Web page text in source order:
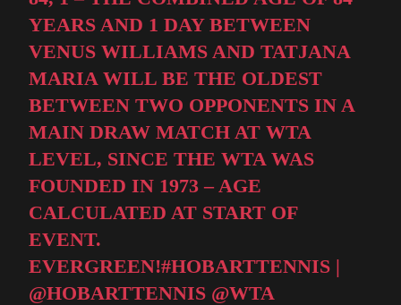
YEARS AND 1 DAY BETWEEN
VENUS WILLIAMS AND TATJANA
MARIA WILL BE THE OLDEST
BETWEEN TWO OPPONENTS IN A
MAIN DRAW MATCH AT WTA
LEVEL, SINCE THE WTA WAS
FOUNDED IN 1973 – AGE
CALCULATED AT START OF
EVENT.
EVERGREEN!#HOBARTTENNIS |
@HOBARTTENNIS @WTA